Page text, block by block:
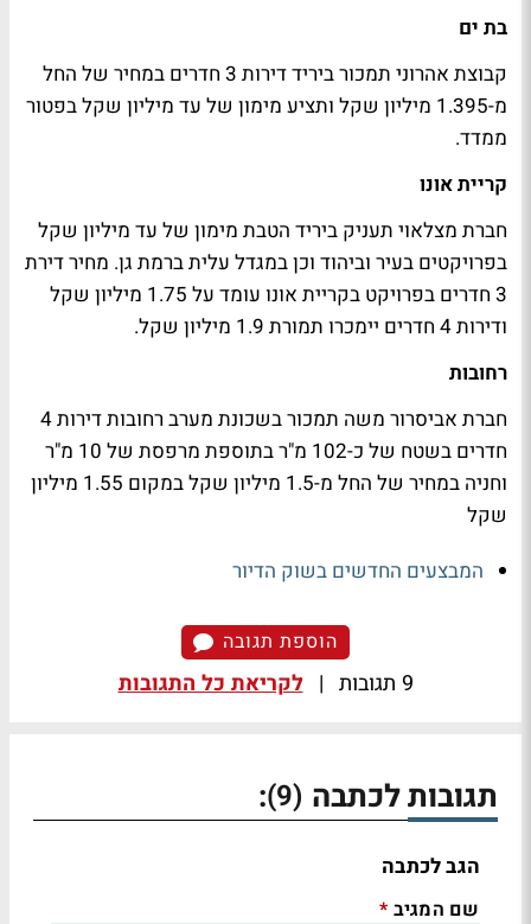
בת ים
קבוצת אהרוני תמכור ביריד דירות 3 חדרים במחיר של החל
מ-1.395 מיליון שקל ותציע מימון של עד מיליון שקל בפטור
ממדד.
קריית אונו
חברת מצלאוי תעניק ביריד הטבת מימון של עד מיליון שקל
בפרויקטים בעיר וביהוד וכן במגדל עלית ברמת גן. מחיר דירת
3 חדרים בפרויקט בקריית אונו עומד על 1.75 מיליון שקל
ודירות 4 חדרים יימכרו תמורת 1.9 מיליון שקל.
רחובות
חברת אביסרור משה תמכור בשכונת מערב רחובות דירות 4
חדרים בשטח של כ-102 מ"ר בתוספת מרפסת של 10 מ"ר
וחניה במחיר של החל מ-1.5 מיליון שקל במקום 1.55 מיליון
שקל
המבצעים החדשים בשוק הדיור
הוספת תגובה
9 תגובות | לקריאת כל התגובות
תגובות לכתבה (9)
:
הגב לכתבה
שם המגיב *